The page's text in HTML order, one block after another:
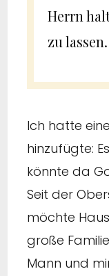
Herrn
zu lassen.
Ich hatte
hinzufügte:
könnte da
Seit der
möchte
große
Mann und